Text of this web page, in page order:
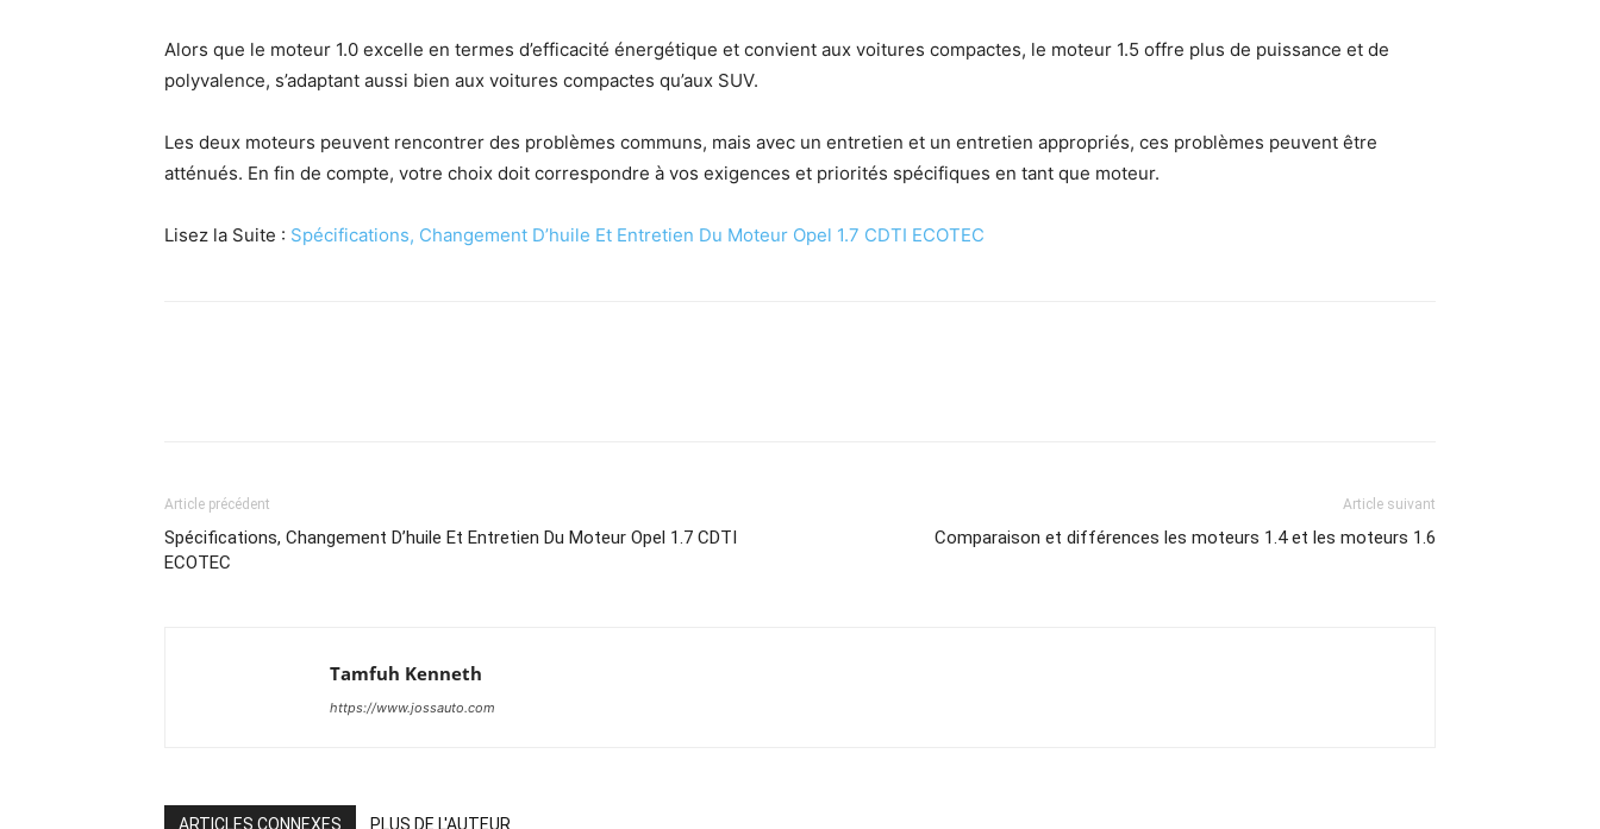
Alors que le moteur 1.0 excelle en termes d’efficacité énergétique et convient aux voitures compactes, le moteur 1.5 offre plus de puissance et de
polyvalence, s’adaptant aussi bien aux voitures compactes qu’aux SUV.
Les deux moteurs peuvent rencontrer des problèmes communs, mais avec un entretien et un entretien appropriés, ces problèmes peuvent être
atténués. En fin de compte, votre choix doit correspondre à vos exigences et priorités spécifiques en tant que moteur.
Lisez la Suite : Spécifications, Changement D’huile Et Entretien Du Moteur Opel 1.7 CDTI ECOTEC
Article précédent
Spécifications, Changement D’huile Et Entretien Du Moteur Opel 1.7 CDTI
ECOTEC
Article suivant
Comparaison et différences les moteurs 1.4 et les moteurs 1.6
Tamfuh Kenneth
https://www.jossauto.com
ARTICLES CONNEXES PLUS DE L'AUTEUR